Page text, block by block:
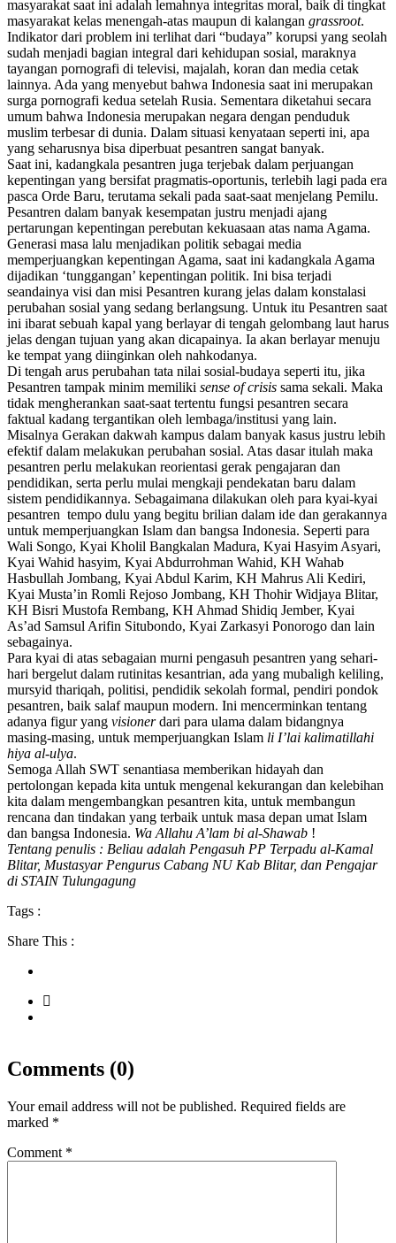
masyarakat saat ini adalah lemahnya integritas moral, baik di tingkat
masyarakat kelas menengah-atas maupun di kalangan grassroot.
Indikator dari problem ini terlihat dari “budaya” korupsi yang seolah
sudah menjadi bagian integral dari kehidupan sosial, maraknya
tayangan pornografi di televisi, majalah, koran dan media cetak
lainnya. Ada yang menyebut bahwa Indonesia saat ini merupakan
surga pornografi kedua setelah Rusia. Sementara diketahui secara
umum bahwa Indonesia merupakan negara dengan penduduk
muslim terbesar di dunia. Dalam situasi kenyataan seperti ini, apa
yang seharusnya bisa diperbuat pesantren sangat banyak.
Saat ini, kadangkala pesantren juga terjebak dalam perjuangan
kepentingan yang bersifat pragmatis-oportunis, terlebih lagi pada era
pasca Orde Baru, terutama sekali pada saat-saat menjelang Pemilu.
Pesantren dalam banyak kesempatan justru menjadi ajang
pertarungan kepentingan perebutan kekuasaan atas nama Agama.
Generasi masa lalu menjadikan politik sebagai media
memperjuangkan kepentingan Agama, saat ini kadangkala Agama
dijadikan ‘tunggangan’ kepentingan politik. Ini bisa terjadi
seandainya visi dan misi Pesantren kurang jelas dalam konstalasi
perubahan sosial yang sedang berlangsung. Untuk itu Pesantren saat
ini ibarat sebuah kapal yang berlayar di tengah gelombang laut harus
jelas dengan tujuan yang akan dicapainya. Ia akan berlayar menuju
ke tempat yang diinginkan oleh nahkodanya.
Di tengah arus perubahan tata nilai sosial-budaya seperti itu, jika
Pesantren tampak minim memiliki sense of crisis sama sekali. Maka
tidak mengherankan saat-saat tertentu fungsi pesantren secara
faktual kadang tergantikan oleh lembaga/institusi yang lain.
Misalnya Gerakan dakwah kampus dalam banyak kasus justru lebih
efektif dalam melakukan perubahan sosial. Atas dasar itulah maka
pesantren perlu melakukan reorientasi gerak pengajaran dan
pendidikan, serta perlu mulai mengkaji pendekatan baru dalam
sistem pendidikannya. Sebagaimana dilakukan oleh para kyai-kyai
pesantren tempo dulu yang begitu brilian dalam ide dan gerakannya
untuk memperjuangkan Islam dan bangsa Indonesia. Seperti para
Wali Songo, Kyai Kholil Bangkalan Madura, Kyai Hasyim Asyari,
Kyai Wahid hasyim, Kyai Abdurrohman Wahid, KH Wahab
Hasbullah Jombang, Kyai Abdul Karim, KH Mahrus Ali Kediri,
Kyai Musta’in Romli Rejoso Jombang, KH Thohir Widjaya Blitar,
KH Bisri Mustofa Rembang, KH Ahmad Shidiq Jember, Kyai
As’ad Samsul Arifin Situbondo, Kyai Zarkasyi Ponorogo dan lain
sebagainya.
Para kyai di atas sebagaian murni pengasuh pesantren yang sehari-
hari bergelut dalam rutinitas kesantrian, ada yang mubaligh keliling,
mursyid thariqah, politisi, pendidik sekolah formal, pendiri pondok
pesantren, baik salaf maupun modern. Ini mencerminkan tentang
adanya figur yang visionerdari para ulama dalam bidangnya
masing-masing, untuk memperjuangkan Islam li I’lai kalimatillahi
hiya al-ulya.
Semoga Allah SWT senantiasa memberikan hidayah dan
pertolongan kepada kita untuk mengenal kekurangan dan kelebihan
kita dalam mengembangkan pesantren kita, untuk membangun
rencana dan tindakan yang terbaik untuk masa depan umat Islam
dan bangsa Indonesia. Wa Allahu A’lam bi al-Shawab !
Tentang penulis : Beliau adalah Pengasuh PP Terpadu al-Kamal
Blitar, Mustasyar Pengurus Cabang NU Kab Blitar, dan Pengajar
di STAIN Tulungagung
Tags :
Share This :
Comments (0)
Your email address will not be published. Required fields are
marked *
Comment *